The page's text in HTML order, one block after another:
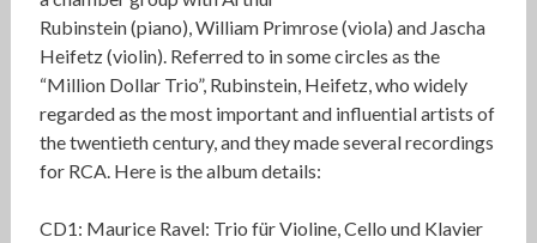
Rubinstein (piano), William Primrose (viola) and Jascha
Heifetz (violin). Referred to in some circles as the
“Million Dollar Trio”, Rubinstein, Heifetz, who widely
regarded as the most important and influential artists of
the twentieth century, and they made several recordings
for RCA. Here is the album details:
CD1: Maurice Ravel: Trio für Violine, Cello und Klavier